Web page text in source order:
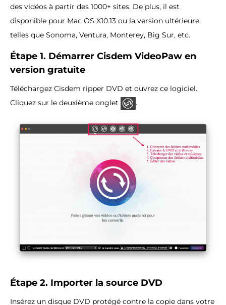
des vidéos à partir des 1000+ sites. De plus, il est
disponible pour Mac OS X10.13 ou la version ultérieure,
telles que Sonoma, Ventura, Monterey, Big Sur, etc.
Étape 1. Démarrer Cisdem VideoPaw en
version gratuite
Téléchargez Cisdem ripper DVD et ouvrez ce logiciel.
Cliquez sur le deuxième onglet
.
Étape 2. Importer la source DVD
Insérez un disque DVD protégé contre la copie dans votre